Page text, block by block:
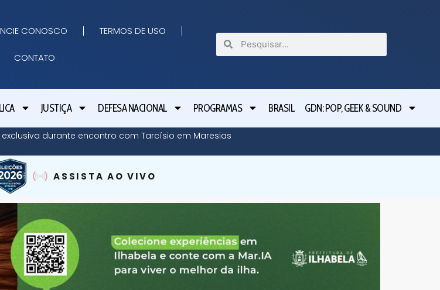
CONOSCO TERMOS DE USO
CONTATO
JUSTIÇA DEFESA NACIONAL PROGRAMAS BRASIL GDN: POP, GEEK & SOUND
durante encontro com Tarcísio em Maresias
ASSISTA AO VIVO